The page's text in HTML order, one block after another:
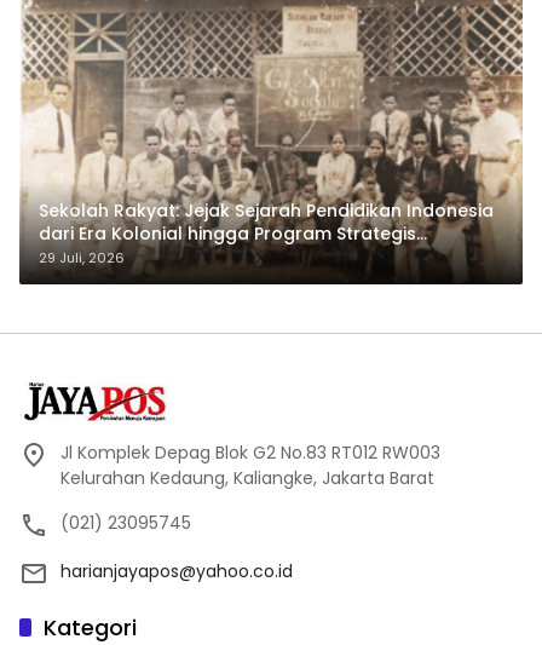
Sekolah Rakyat: Jejak Sejarah Pendidikan Indonesia
dari Era Kolonial hingga Program Strategis
Pemerintahan Prabowo
29 Juli, 2026
Jl Komplek Depag Blok G2 No.83 RT012 RW003
Kelurahan Kedaung, Kaliangke, Jakarta Barat
(021) 23095745
harianjayapos@yahoo.co.id
Kategori